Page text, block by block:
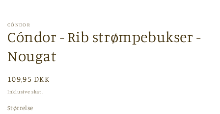
CÓNDOR
Cóndor - Rib strømpebukser -
Nougat
Normalpris
109,95 DKK
Inklusive skat.
Størrelse